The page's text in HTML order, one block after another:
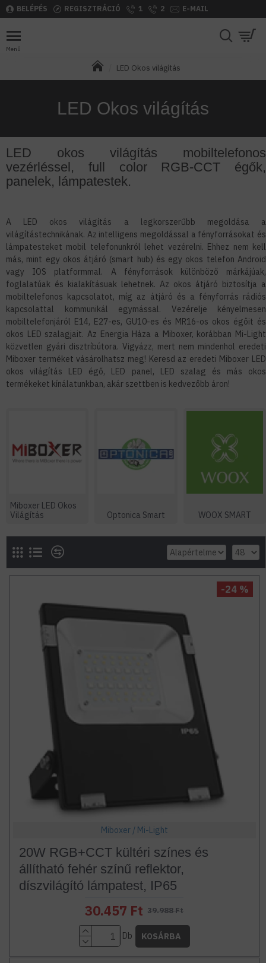
BELÉPÉS REGISZTRÁCIÓ 1 2 E-MAIL
LED Okos világítás
LED Okos világítás
LED okos világítás mobiltelefonos
vezérléssel, full color RGB-CCT égők,
panelek, lámpatestek.
A LED okos világítás a legkorszerűbb megoldása a
világítástechnikának. Az intelligens megoldással a fényforrásokat és
lámpatesteket mobil telefonunkról lehet vezérelni. Ehhez nem kell
más, mint egy okos átjáró (smart hub) és egy okos telefon Android
vagy IOS platformmal. A fényforrások különböző márkájúak,
foglalatúak és kialakításuak lehetnek. Az okos átjáró biztosítja a
mobiltelefonos kapcsolatot, míg az átjáró és a fényforrás rádiós
kapcsolattal kommunikál egymással. Vezérelje kényelmesen
mobiltelefonjáról E14, E27-es, GU10-es és MR16-os okos égőit és
okos LED szalagjait. Az Energia Háza a Miboxer, korábban Mi-Light
közvetlen gyári disztríbútora. Vigyázz, mert nem mindenhol eredeti
Miboxer terméket vásárolhatsz meg! Keresd az eredeti Miboxer LED
okos világítás LED égő, LED panel, LED szalag és más okos
termékeket kínálatunkban, akár szettben is kedvezőbb áron!
Miboxer LED Okos
Világítás
Optonica Smart WOOX SMART
-24 %
Miboxer / Mi-Light
20W RGB+CCT kültéri színes és
állítható fehér színű reflektor,
díszvilágító lámpatest, IP65
30.457 Ft 39.988 Ft
Db KOSÁRBA